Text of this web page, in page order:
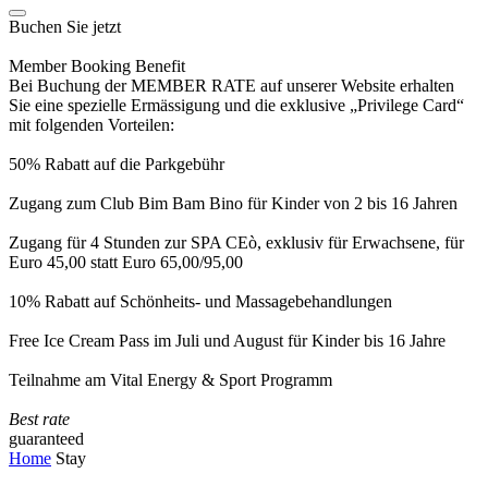
Buchen Sie jetzt
Member Booking Benefit
Bei Buchung der MEMBER RATE auf unserer Website erhalten
Sie eine spezielle Ermässigung und die exklusive „Privilege Card“
mit folgenden Vorteilen:
50% Rabatt auf die Parkgebühr
Zugang zum Club Bim Bam Bino für Kinder von 2 bis 16 Jahren
Zugang für 4 Stunden zur SPA CEò, exklusiv für Erwachsene, für
Euro 45,00 statt Euro 65,00/95,00
10% Rabatt auf Schönheits- und Massagebehandlungen
Free Ice Cream Pass im Juli und August für Kinder bis 16 Jahre
Teilnahme am Vital Energy & Sport Programm
Best rate
guaranteed
Home Stay